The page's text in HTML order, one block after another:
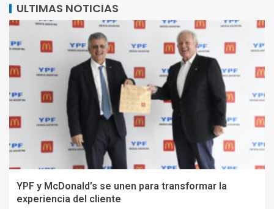
ULTIMAS NOTICIAS
YPF y McDonald’s se unen para transformar la
experiencia del cliente